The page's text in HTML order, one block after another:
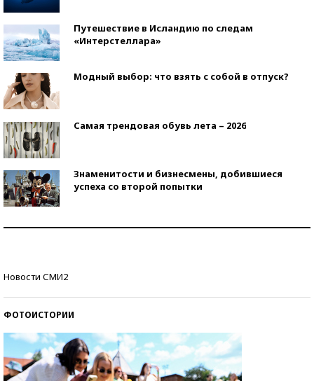
Путешествие в Исландию по следам
«Интерстеллара»
Модный выбор: что взять с собой в отпуск?
Самая трендовая обувь лета – 2026
Знаменитости и бизнесмены, добившиеся
успеха со второй попытки
Новости СМИ2
ФОТОИСТОРИИ